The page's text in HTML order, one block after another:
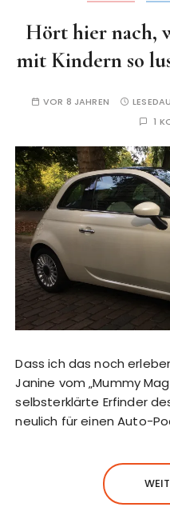
Hört hier nach,
mit Kindern so
VOR 8 JAHREN
1
Dass ich das noch
Janine vom „Mummy
selbsterklärte Erfinder
neulich für einen Auto-